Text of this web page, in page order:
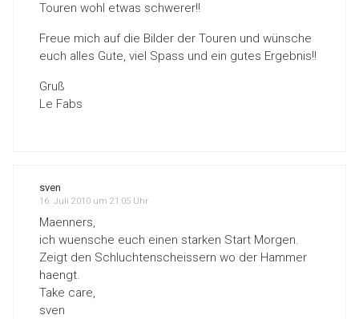
Touren wohl etwas schwerer!!
Freue mich auf die Bilder der Touren und wünsche
euch alles Gute, viel Spass und ein gutes Ergebnis!!
Gruß
Le Fabs
sven
16. Juli 2010 um 21:05 Uhr
Maenners,
ich wuensche euch einen starken Start Morgen.
Zeigt den Schluchtenscheissern wo der Hammer
haengt.
Take care,
sven